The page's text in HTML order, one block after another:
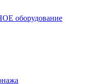
оборудование